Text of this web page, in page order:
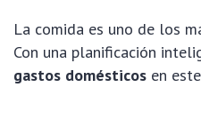
La comida es uno de los
Con una planificación
gastos domésticos en